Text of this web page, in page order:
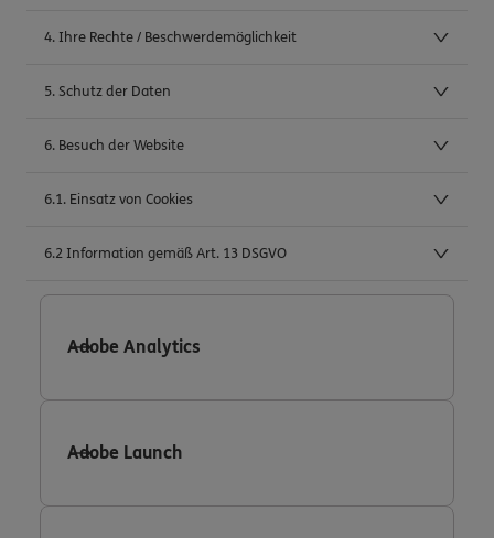
4. Ihre Rechte / Beschwerdemöglichkeit
5. Schutz der Daten
6. Besuch der Website
6.1. Einsatz von Cookies
6.2 Information gemäß Art. 13 DSGVO
Adobe Analytics
Adobe Launch